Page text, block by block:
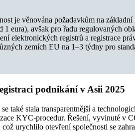
je věnována požadavkům na
1 eura), avšak pro řadu regulovaných
elektronických registrů a registrace
zemích EU na 1–3 týdny pro
podnikání v Asii 2025
také stala transparentnější a
KYC-procedur. Řešení, vyvinuté
urychlilo otevření společnosti se